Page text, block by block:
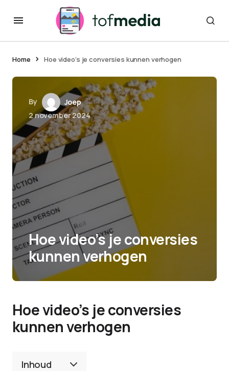
Home Hoe video’s je conversies kunnen verhogen
By
Joep
2 november 2024
Hoe video’s je conversies
kunnen verhogen
Hoe video’s je conversies
kunnen verhogen
Inhoud